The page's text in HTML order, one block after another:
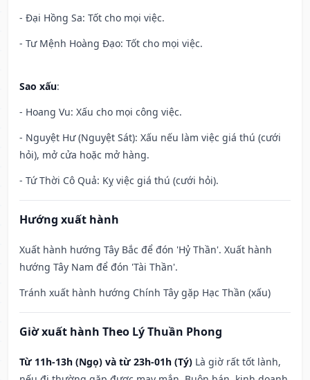
- Đại Hồng Sa: Tốt cho mọi việc.
- Tư Mệnh Hoàng Đạo: Tốt cho mọi việc.
Sao xấu:
- Hoang Vu: Xấu cho mọi công việc.
- Nguyệt Hư (Nguyệt Sát): Xấu nếu làm việc giá thú (cưới
hỏi), mở cửa hoặc mở hàng.
- Tứ Thời Cô Quả: Kỵ việc giá thú (cưới hỏi).
Hướng xuất hành
Xuất hành hướng Tây Bắc để đón 'Hỷ Thần'. Xuất hành
hướng Tây Nam để đón 'Tài Thần'.
Tránh xuất hành hướng Chính Tây gặp Hạc Thần (xấu)
Giờ xuất hành Theo Lý Thuần Phong
Từ 11h-13h (Ngọ) và từ 23h-01h (Tý) Là giờ rất tốt lành,